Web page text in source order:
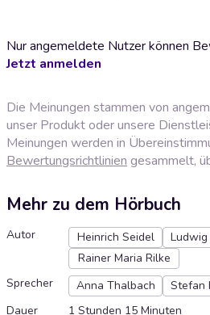
Nur angemeldete Nutzer können
Jetzt anmelden
Die Meinungen stammen von
unser Produkt oder unsere
Meinungen werden in
Bewertungsrichtlinien gesammelt,
Mehr zu dem Hörbuch
Autor Heinrich Seidel
Ludwig
Rainer Maria Rilke
Sprecher
Anna Thalbach
Stefan
Dauer
1 Stunden 15 Minuten